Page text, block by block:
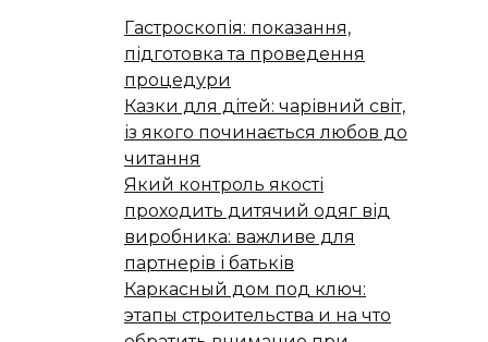
Гастроскопія: показання,
підготовка та проведення
процедури
Казки для дітей: чарівний світ,
із якого починається любов до
читання
Який контроль якості
проходить дитячий одяг від
виробника: важливе для
партнерів і батьків
Каркасный дом под ключ:
этапы строительства и на что